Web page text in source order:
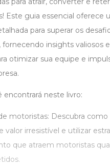
Este guia essencial oferece
para superar os
fornecendo insights valiosos
otimizar sua equipe e
encontrará neste livro:
motoristas: Descubra
valor irresistível e utilizar
que atraem motoristas